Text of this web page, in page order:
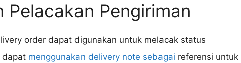
Pelacakan Pengiriman
order dapat digunakan untuk melacak status
dapat menggunakan delivery note sebagai referensi untuk